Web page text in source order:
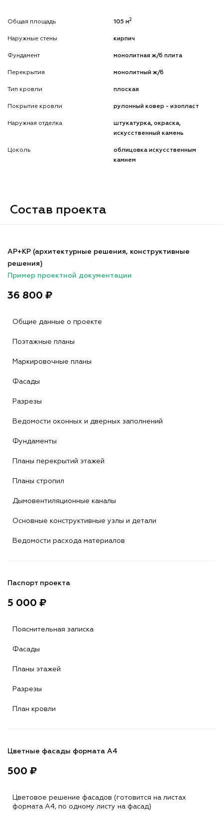
Общая площадь 105 м2
Наружные стены кирпич
Фундамент монолитная ж/б плита
Перекрытия монолитный ж/б
Тип кровли плоская
Покрытие кровли рулонный ковер - изопласт
Наружная отделка
штукатурка, окраска,
искусственный камень
Цоколь
облицовка искусственным
камнем
Состав проекта
АР+КР (архитектурные решения, конструктивные
решения)
Пример проектной документации
36 800 ₽
Общие данные о проекте
Поэтажные планы
Маркировочные планы
Фасады
Разрезы
Ведомости оконных и дверных заполнений
Фундаменты
Планы перекрытий этажей
Планы стропил
Дымовентиляционные каналы
Основные конструктивные узлы и детали
Ведомости расхода материалов
Паспорт проекта
5 000 ₽
Пояснительная записка
Фасады
Планы этажей
Разрезы
План кровли
Цветные фасады формата А4
500 ₽
Цветовое решение фасадов (готовится на листах
формата A4, по одному листу на фасад)